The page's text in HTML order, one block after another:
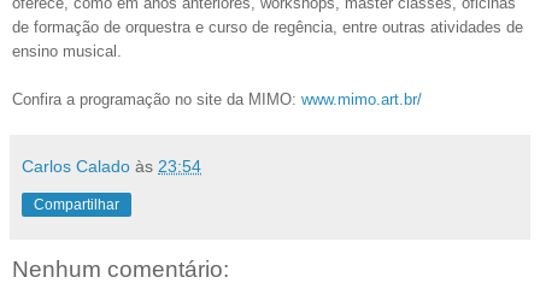
de formação de orquestra e curso de regência, entre outras atividades de
ensino musical.
Confira a programação no site da MIMO: www.mimo.art.br/
Carlos Calado às 23:54
Compartilhar
Nenhum comentário: